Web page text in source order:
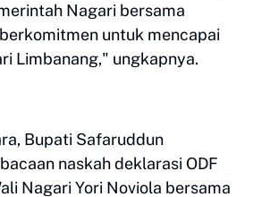
Nagari bersama
untuk mencapai
Limbanang," ungkapnya.
Bupati Safaruddun
naskah deklarasi ODF
Nagari Yori Noviola bersama